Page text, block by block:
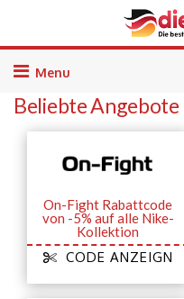
Skip
content
Beliebte
On-Fight Rabattcode
von -5% auf alle Nike-
Kollektion
CODE ANZEIGN